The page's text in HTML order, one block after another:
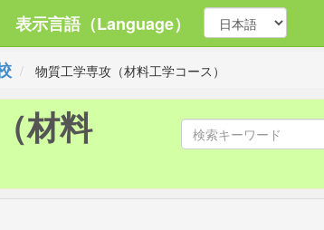
表示言語（Language）
物質工学専攻（材料工学コース）
材料